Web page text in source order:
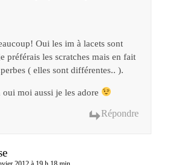
Oui les im à lacets sont
préférais les scratches mais en fait
( elles sont différentes.. ).
oui moi aussi je les adore
Répondre